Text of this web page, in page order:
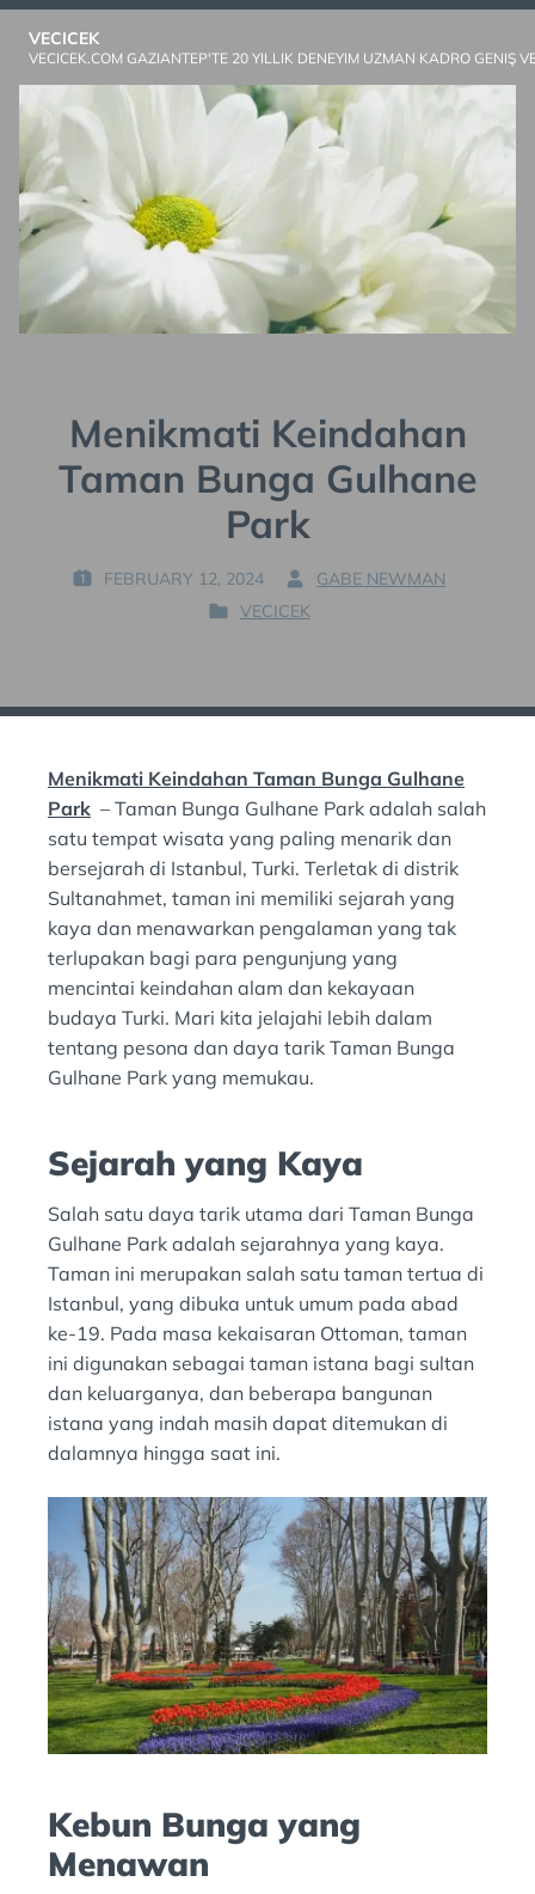
Skip
VECICEK
VECICEK.COM GAZIANTEP'TE 20 YILLIK DENEYIM UZMAN KADRO GENIŞ
Menikmati Keindahan
Taman Bunga Gulhane
Park
P
D
N
FEBRUARY 12, 2024
B
Y
GABE NEWMAN
P
I
N
:
VECICEK
Menikmati Keindahan Taman Bunga Gulhane
Park – Taman Bunga Gulhane Park adalah salah
satu tempat wisata yang paling menarik dan
bersejarah di Istanbul, Turki. Terletak di distrik
Sultanahmet, taman ini memiliki sejarah yang
kaya dan menawarkan pengalaman yang tak
terlupakan bagi para pengunjung yang
mencintai keindahan alam dan kekayaan
budaya Turki. Mari kita jelajahi lebih dalam
tentang pesona dan daya tarik Taman Bunga
Gulhane Park yang memukau.
Sejarah yang Kaya
Salah satu daya tarik utama dari Taman Bunga
Gulhane Park adalah sejarahnya yang kaya.
Taman ini merupakan salah satu taman tertua di
Istanbul, yang dibuka untuk umum pada abad
ke-19. Pada masa kekaisaran Ottoman, taman
ini digunakan sebagai taman istana bagi sultan
dan keluarganya, dan beberapa bangunan
istana yang indah masih dapat ditemukan di
dalamnya hingga saat ini.
Kebun Bunga yang
Menawan